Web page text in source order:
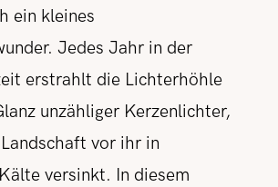
ein kleines
Jedes Jahr in der
erstrahlt die Lichterhöhle
unzähliger Kerzenlichter,
vor ihr in
versinkt. In diesem